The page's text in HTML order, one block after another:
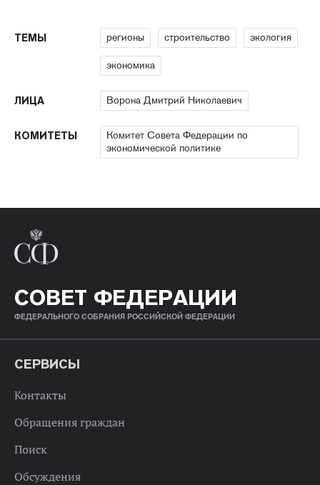
ТЕМЫ регионы строительство экология
экономика
ЛИЦА Ворона Дмитрий Николаевич
КОМИТЕТЫ
Комитет Совета Федерации по
экономической политике
СОВЕТ ФЕДЕРАЦИИ
ФЕДЕРАЛЬНОГО СОБРАНИЯ РОССИЙСКОЙ ФЕДЕРАЦИИ
СЕРВИСЫ
Контакты
Обращения граждан
Поиск
Обсуждения